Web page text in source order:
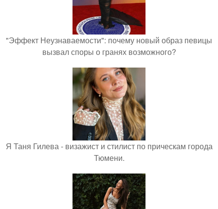
"Эффект Неузнаваемости": почему новый образ певицы
вызвал споры о гранях возможного?
Я Таня Гилева - визажист и стилист по прическам города
Тюмени.